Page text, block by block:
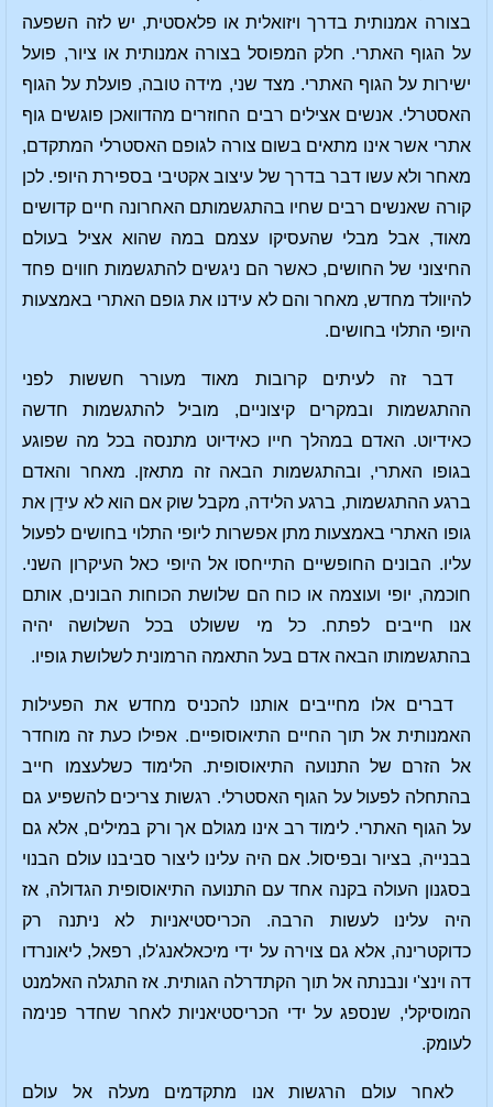
בצורה אמנותית בדרך ויזואלית או פלאסטית, יש לזה השפעה
על הגוף האתרי. חלק המפוסל בצורה אמנותית או ציור, פועל
ישירות על הגוף האתרי. מצד שני, מידה טובה, פועלת על הגוף
האסטרלי. אנשים אצילים רבים החוזרים מהדוואכן פוגשים גוף
אתרי אשר אינו מתאים בשום צורה לגופם האסטרלי המתקדם,
מאחר ולא עשו דבר בדרך של עיצוב אקטיבי בספירת היופי. לכן
קורה שאנשים רבים שחיו בהתגשמותם האחרונה חיים קדושים
מאוד, אבל מבלי שהעסיקו עצמם במה שהוא אציל בעולם
החיצוני של החושים, כאשר הם ניגשים להתגשמות חווים פחד
להיוולד מחדש, מאחר והם לא עידנו את גופם האתרי באמצעות
היופי התלוי בחושים.
דבר זה לעיתים קרובות מאוד מעורר חששות לפני
ההתגשמות ובמקרים קיצוניים, מוביל להתגשמות חדשה
כאידיוט. האדם במהלך חייו כאידיוט מתנסה בכל מה שפוגע
בגופו האתרי, ובהתגשמות הבאה זה מתאזן. מאחר והאדם
ברגע ההתגשמות, ברגע הלידה, מקבל שוק אם הוא לא עידֵן את
גופו האתרי באמצעות מתן אפשרות ליופי התלוי בחושים לפעול
עליו. הבונים החופשיים התייחסו אל היופי כאל העיקרון השני.
חוכמה, יופי ועוצמה או כוח הם שלושת הכוחות הבונים, אותם
אנו חייבים לפתח. כל מי ששולט בכל השלושה יהיה
בהתגשמותו הבאה אדם בעל התאמה הרמונית לשלושת גופיו.
דברים אלו מחייבים אותנו להכניס מחדש את הפעילות
האמנותית אל תוך החיים התיאוסופיים. אפילו כעת זה מוחדר
אל הזרם של התנועה התיאוסופית. הלימוד כשלעצמו חייב
בהתחלה לפעול על הגוף האסטרלי. רגשות צריכים להשפיע גם
על הגוף האתרי. לימוד רב אינו מגולם אך ורק במילים, אלא גם
בבנייה, בציור ובפיסול. אם היה עלינו ליצור סביבנו עולם הבנוי
בסגנון העולה בקנה אחד עם התנועה התיאוסופית הגדולה, אז
היה עלינו לעשות הרבה. הכריסטיאניות לא ניתנה רק
כדוקטרינה, אלא גם צוירה על ידי מיכאלאנג'לו, רפאל, ליאונרדו
דה וינצ'י ונבנתה אל תוך הקתדרלה הגותית. אז התגלה האלמנט
המוסיקלי, שנספג על ידי הכריסטיאניות לאחר שחדר פנימה
לעומק.
לאחר עולם הרגשות אנו מתקדמים מעלה אל עולם